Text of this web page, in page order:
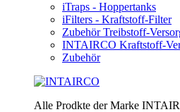
iTraps - Hoppertanks
iFilters - Kraftstoff-Filter
Zubehör Treibstoff-
INTAIRCO Kraftstoff-
Zubehör
Alle Prodkte der Marke